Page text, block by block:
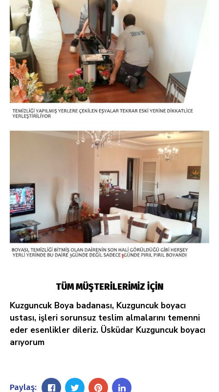
TÜM MÜŞTERİLERİMİZ İÇİN
Kuzguncuk Boya badanası, Kuzguncuk boyacı
ustası, işleri sorunsuz teslim almalarını temenni
eder esenlikler dileriz. Üsküdar Kuzguncuk boyacı
arıyorum
Paylaş: